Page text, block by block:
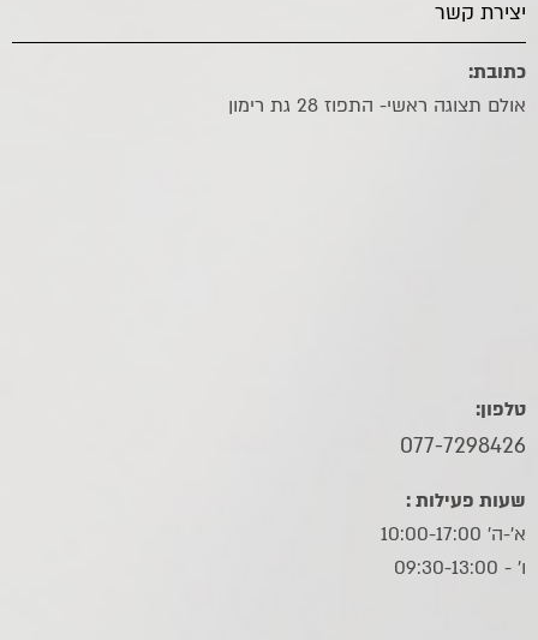
יצירת קשר
כתובת:
אולם תצוגה ראשי- התפוז 28 גת רימון
טלפון:
077-7298426
שעות פעילות :
א'-ה' 10:00-17:00
ו׳ - 09:30-13:00